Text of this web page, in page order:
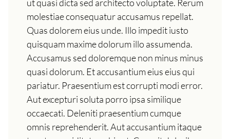
ut quasi dicta sed architecto voluptate. Rerum
molestiae consequatur accusamus repellat.
Quas dolorem eius unde. Illo impedit iusto
quisquam maxime dolorum illo assumenda.
Accusamus sed doloremque non minus minus
quasi dolorum. Et accusantium eius eius qui
pariatur. Praesentium est corrupti modi error.
Aut excepturi soluta porro ipsa similique
occaecati. Deleniti praesentium cumque
omnis reprehenderit. Aut accusantium itaque